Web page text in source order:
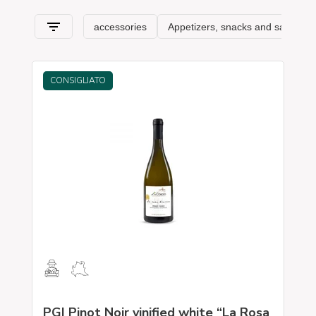
CONSIGLIATO
PGI Pinot Noir vinified white “La Rosa